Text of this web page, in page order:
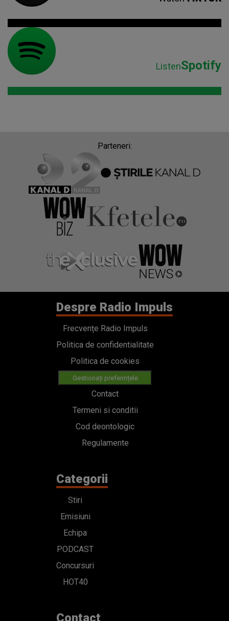
ListenSpotify
Parteneri:
Despre Radio Impuls
Frecvențe Radio Impuls
Politica de confidentialitate
Politica de cookies
Gestionați preferințele
Contact
Termeni si conditii
Cod deontologic
Regulamente
Categorii
Stiri
Emisiuni
Echipa
PODCAST
Concursuri
HOT40
Contact